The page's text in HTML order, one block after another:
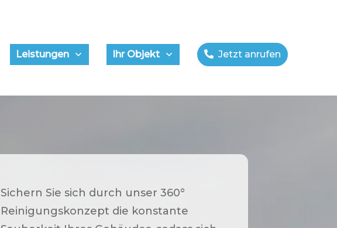
Leistungen Ihr Objekt Jetzt anrufen
Sichern Sie sich durch unser 360°
Reinigungskonzept die konstante